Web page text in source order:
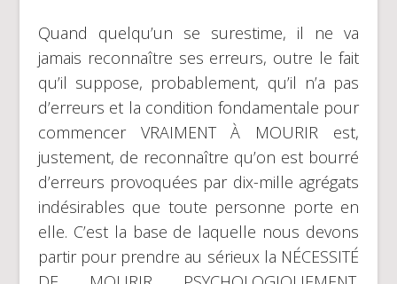
Quand quelqu’un se surestime, il ne va
jamais reconnaître ses erreurs, outre le fait
qu’il suppose, probablement, qu’il n’a pas
d’erreurs et la condition fondamentale pour
commencer VRAIMENT À MOURIR est,
justement, de reconnaître qu’on est bourré
d’erreurs provoquées par dix-mille agrégats
indésirables que toute personne porte en
elle. C’est la base de laquelle nous devons
partir pour prendre au sérieux la NÉCESSITÉ